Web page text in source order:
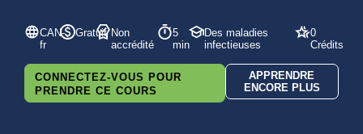
CAN-
fr
Gratuit Non
accrédité
5
min
Des maladies
infectieuses
0
Crédits
CONNECTEZ-VOUS POUR
PRENDRE CE COURS
APPRENDRE
ENCORE PLUS